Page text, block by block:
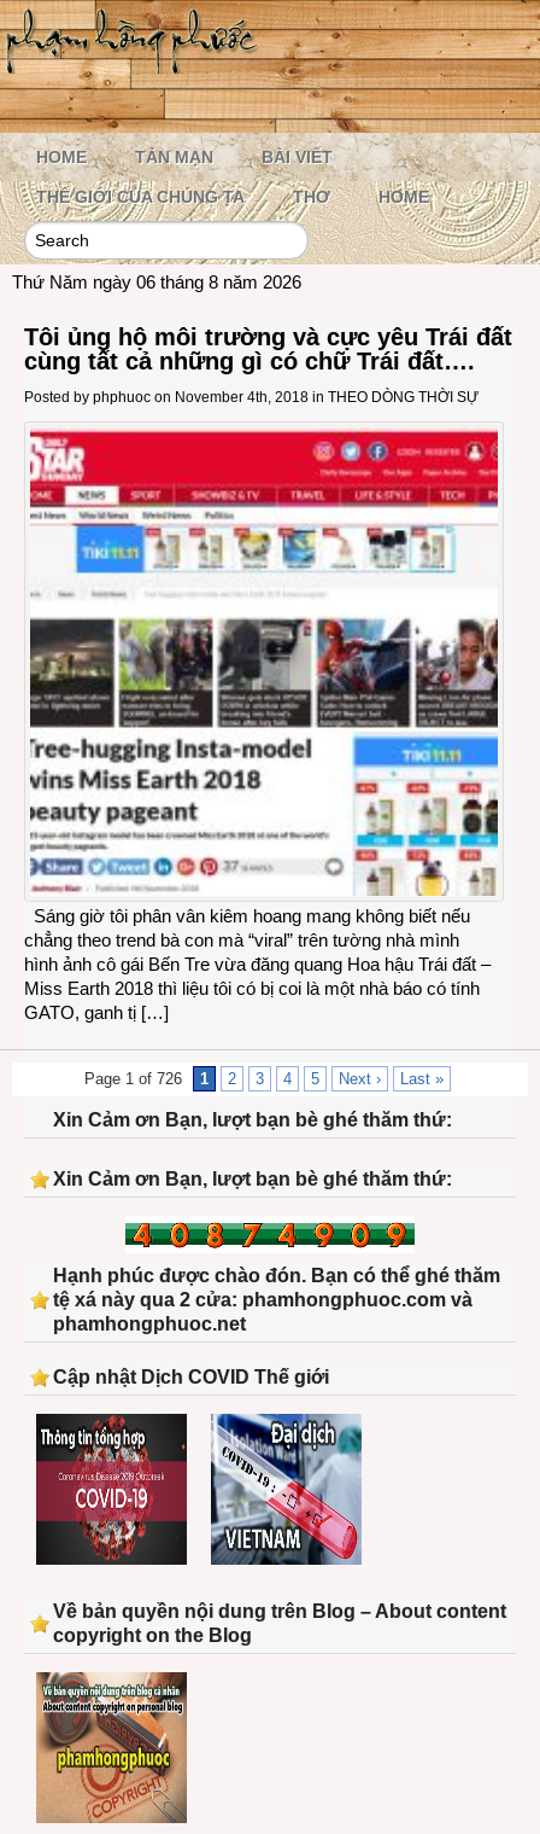
HOME TẢN MẠN BÀI VIẾT
THẾ GIỚI CỦA CHÚNG TA THƠ HOME
Thứ Năm ngày 06 tháng 8 năm 2026
Tôi ủng hộ môi trường và cực yêu Trái đất
cùng tất cả những gì có chữ Trái đất….
Posted by phphuoc on November 4th, 2018 in THEO DÒNG THỜI SỰ
Sáng giờ tôi phân vân kiêm hoang mang không biết nếu
chẳng theo trend bà con mà “viral” trên tường nhà mình
hình ảnh cô gái Bến Tre vừa đăng quang Hoa hậu Trái đất –
Miss Earth 2018 thì liệu tôi có bị coi là một nhà báo có tính
GATO, ganh tị […]
Page 1 of 726 1 2 3 4 5 Next › Last »
Xin Cảm ơn Bạn, lượt bạn bè ghé thăm thứ:
Xin Cảm ơn Bạn, lượt bạn bè ghé thăm thứ:
Hạnh phúc được chào đón. Bạn có thể ghé thăm
tệ xá này qua 2 cửa: phamhongphuoc.com và
phamhongphuoc.net
Cập nhật Dịch COVID Thế giới
Về bản quyền nội dung trên Blog – About content
copyright on the Blog